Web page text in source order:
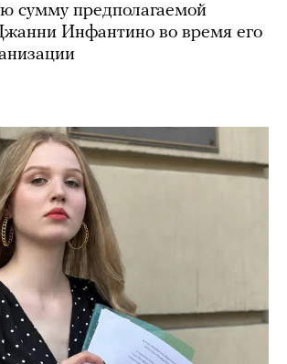
сумму предполагаемой
Инфантино во время его